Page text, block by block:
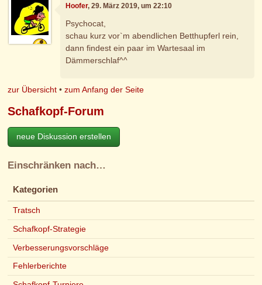
Hoofer, 29. März 2019, um 22:10
Psychocat,
schau kurz vor`m abendlichen Betthupferl rein,
dann findest ein paar im Wartesaal im
Dämmerschlaf^^
zur Übersicht •zum Anfang der Seite
Schafkopf-Forum
neue Diskussion erstellen
Einschränken nach…
Kategorien
Tratsch
Schafkopf-Strategie
Verbesserungsvorschläge
Fehlerberichte